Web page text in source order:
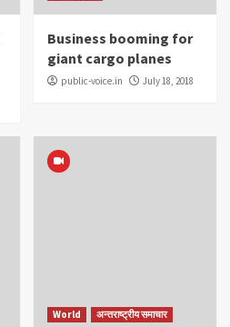
Business booming for
giant cargo planes
public-voice.in July 18, 2018
World अन्तराष्ट्रीय समाचार